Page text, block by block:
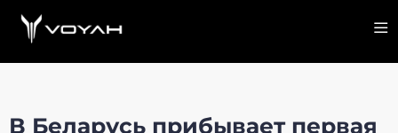
В Беларусь прибывает первая